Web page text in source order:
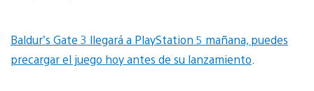
Baldur’s Gate 3 llegará a PlayStation 5 mañana, puedes
precargar el juego hoy antes de su lanzamiento